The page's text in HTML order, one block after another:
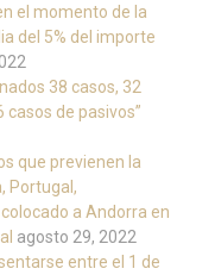
el momento de la
del 5% del importe
38 casos, 32
de pasivos”
que previenen la
Portugal,
a Andorra en
agosto 29, 2022
entre el 1 de